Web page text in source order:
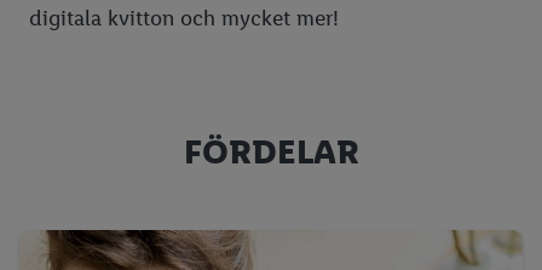
digitala kvitton och mycket mer!
FÖRDELAR